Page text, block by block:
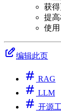
获
提
使用
编辑此页
RAG
LLM
开源